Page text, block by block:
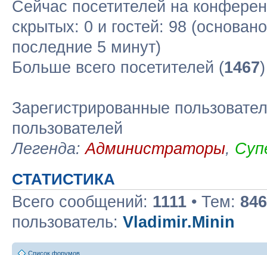
Сейчас посетителей на
скрытых: 0 и гостей: 98
последние 5 минут)
Больше всего посетителей (1467
Зарегистрированные
пользователей
Легенда:Администраторы,
СТАТИСТИКА
Всего сообщений: 1111 • Тем: 846
пользователь: Vladimir.Minin
Список форумов